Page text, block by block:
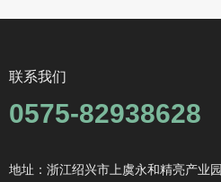
联系我们
0575-82938628
地址：浙江绍兴市上虞永和精亮产业园